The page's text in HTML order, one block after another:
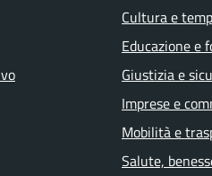
Cultura e
Educazione e
Giustizia e
Imprese e
Mobilità e
Salute,